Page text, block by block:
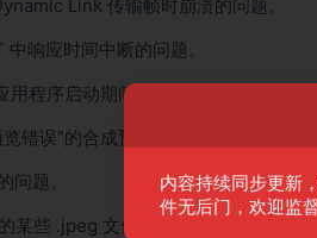
Link 传输帧时崩溃的问题。
响应时间中断的问题。
程序启动期间移动时显示错误的问题
错误”的合成预览问题。
问题。
些 .jpeg 文件的问题。
内容持续同步更新
件无后门，欢迎监督